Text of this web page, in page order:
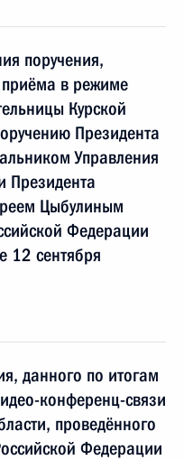
поручения,
в режиме
Курской
Президента
Управления
Президента
Цыбулиным
Федерации
12 сентября
данного по итогам
конференц-связи
проведённого
Федерации